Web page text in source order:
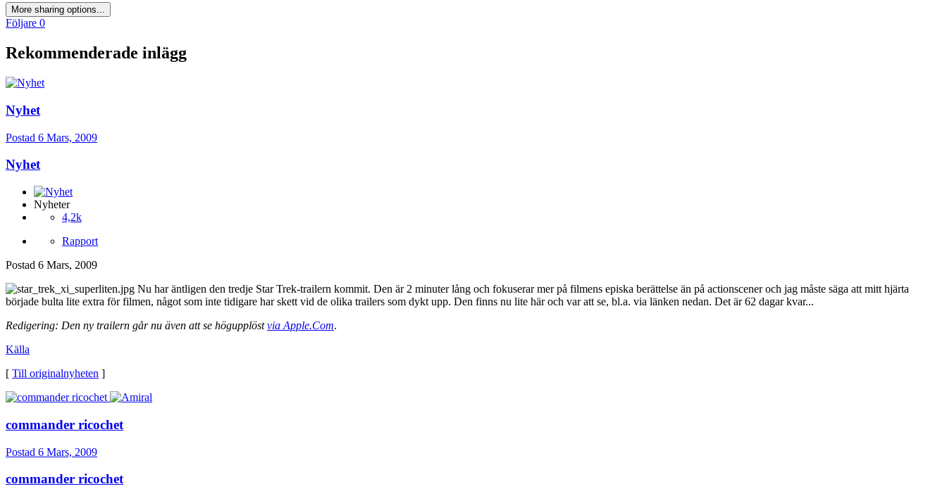
More sharing options...
Följare 0
Rekommenderade inlägg
Nyhet
Postad 6 Mars, 2009
Nyhet
Nyheter
4,2k
Rapport
Postad 6 Mars, 2009
Nu har äntligen den tredje Star Trek-trailern kommit. Den är 2 minuter lång och fokuserar mer på filmens episka berättelse än på actionscener och jag måste säga att mitt hjärta
började bulta lite extra för filmen, något som inte tidigare har skett vid de olika trailers som dykt upp. Den finns nu lite här och var att se, bl.a. via länken nedan. Det är 62 dagar kvar...
Redigering: Den ny trailern går nu även att se högupplöst via Apple.Com.
Källa
[ Till originalnyheten ]
commander ricochet
Postad 6 Mars, 2009
commander ricochet